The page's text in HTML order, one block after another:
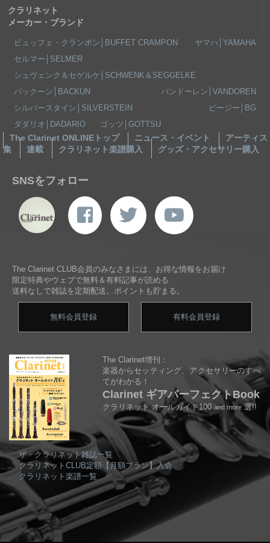
クラリネット
メーカー・ブランド
ビュッフェ・クランポン│BUFFET CRAMPON
ヤマハ│YAMAHA
セルマー│SELMER
シュヴェンク＆セゲルケ│SCHWENK＆SEGGELKE
バックーン│BACKUN
バンドーレン│VANDOREN
シルバースタイン│SILVERSTEIN
ビージー│BG
ダダリオ│DADARIO
ゴッツ│GOTTSU
The Clarinet ONLINEトップ ニュース・イベント
アーティ
集
連載 クラリネット楽譜購入 グッズ・アクセサリー購入
SNSをフォロー
The Clarinet CLUB会員のみなさまには、お得な情報をお届け
限定特典やウェブで無料＆有料記事が読める
送料なしで雑誌を定期配送。ポイントも貯まる。
無料会員登録 有料会員登録
The Clarinet増刊：
楽器からセッティング、アクセサリーのすべ
てがわかる！
Clarinet ギアパーフェクトBook
クラリネット オールガイド100and more選!!
ザ・クラリネット雑誌一覧
クラリネットCLUB定額【月額プラン】入会
クラリネット楽譜一覧